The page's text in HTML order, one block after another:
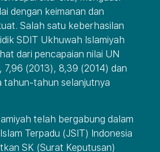
dengan keimanan dan
Salah satu keberhasilan
SDIT Ukhuwah Islamiyah
dari pencapaian nilai UN
7,96 (2013), 8,39 (2014) dan
tahun-tahun selanjutnya
telah bergabung dalam
Terpadu (JSIT) Indonesia
SK (Surat Keputusan)